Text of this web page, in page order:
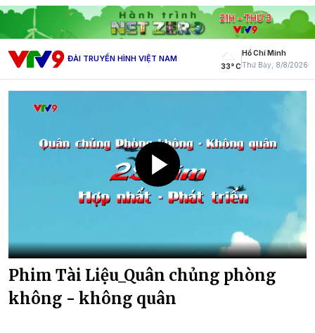
ĐÀI TRUYỀN HÌNH VIỆT NAM
33° C
Hồ Chí Minh
Thứ Bảy, 8/8/2026
Phim Tài Liệu_Quân chủng phòng
không - không quân